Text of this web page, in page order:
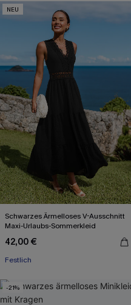
NEU
Schwarzes Ärmelloses V-Ausschnitt
Maxi-Urlaubs-Sommerkleid
42,00 €
Festlich
-21%